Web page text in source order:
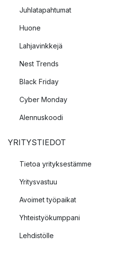
Juhlatapahtumat
Huone
Lahjavinkkejä
Nest Trends
Black Friday
Cyber Monday
Alennuskoodi
YRITYSTIEDOT
Tietoa yrityksestämme
Yritysvastuu
Avoimet työpaikat
Yhteistyökumppani
Lehdistölle